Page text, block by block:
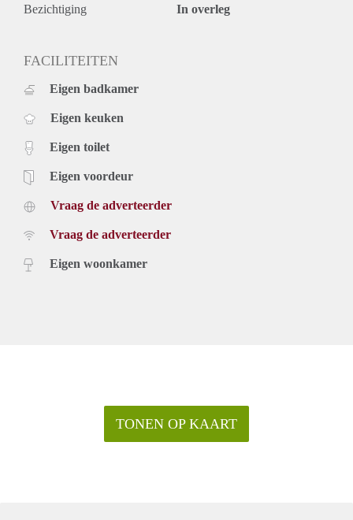
Bezichtiging In overleg
FACILITEITEN
Eigen badkamer
Eigen keuken
Eigen toilet
Eigen voordeur
Vraag de adverteerder
Vraag de adverteerder
Eigen woonkamer
TONEN OP KAART